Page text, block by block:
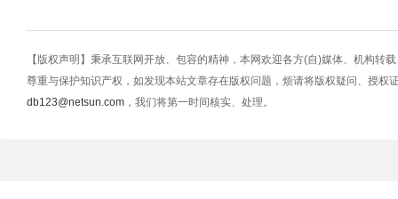
【版权声明】秉承互联网开放、包容的精神，本网欢迎各方(自)媒体、机构转
尊重与保护知识产权，如发现本站文章存在版权问题，烦请将版权疑问、授权
db123@netsun.com ，我们将第一时间核实、处理。